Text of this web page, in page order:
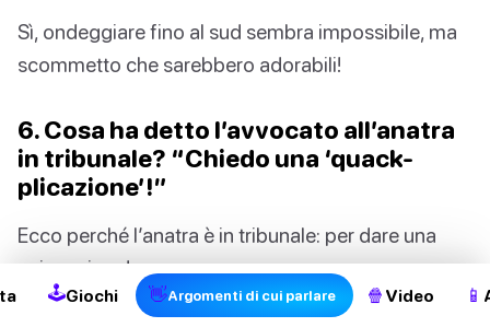
2
Sì, ondeggiare fino al sud sembra impossibile, ma
scommetto che sarebbero adorabili!
6. Cosa ha detto l’avvocato all’anatra
in tribunale? “Chiedo una ‘quack-
plicazione’!”
Ecco perché l’anatra è in tribunale: per dare una
spiegazione!
🕹Giochi 👋Argomenti di cui parlare 🍿 Video 📱